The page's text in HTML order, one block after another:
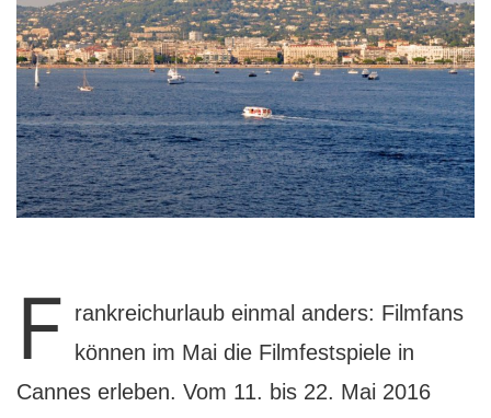
F rankreichurlaub einmal anders: Filmfans
können im Mai die Filmfestspiele in
Cannes erleben. Vom 11. bis 22. Mai 2016